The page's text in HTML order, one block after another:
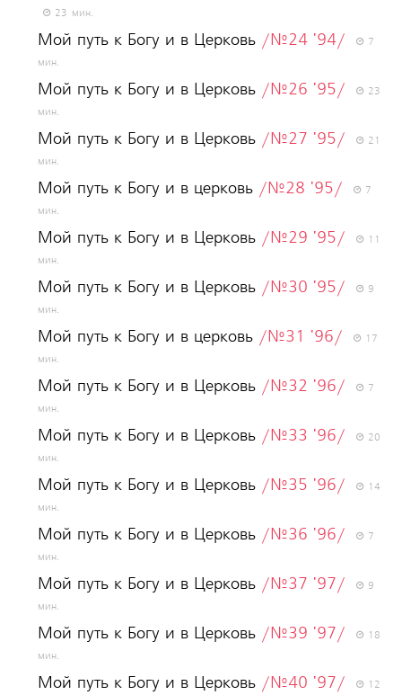
23 мин.
Мой путь к Богу и в Церковь /№24 '94/
7
мин.
Мой путь к Богу и в Церковь /№26 '95/
23
мин.
Мой путь к Богу и в Церковь /№27 '95/
21
мин.
Мой путь к Богу и в церковь /№28 '95/
7
мин.
Мой путь к Богу и в Церковь /№29 '95/
11
мин.
Мой путь к Богу и в Церковь /№30 '95/
9
мин.
Мой путь к Богу и в церковь /№31 '96/
17
мин.
Мой путь к Богу и в Церковь /№32 '96/
7
мин.
Мой путь к Богу и в Церковь /№33 '96/
20
мин.
Мой путь к Богу и в Церковь /№35 '96/
14
мин.
Мой путь к Богу и в Церковь /№36 '96/
7
мин.
Мой путь к Богу и в Церковь /№37 '97/
9
мин.
Мой путь к Богу и в Церковь /№39 '97/
18
мин.
Мой путь к Богу и в Церковь /№40 '97/
12